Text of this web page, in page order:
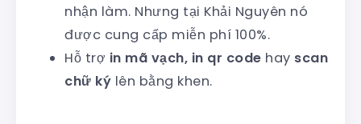
nhận làm. Nhưng tại Khải Nguyên nó
được cung cấp miễn phí 100%.
Hỗ trợ in mã vạch, in qr code hay scan
chữ ký lên bằng khen.